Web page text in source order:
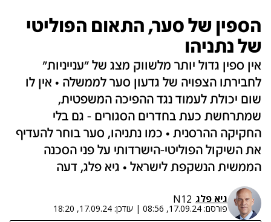
הספין של סער, התאום הפוליטי
של נתניהו
אין ספין גדול יותר מלשווק מצג של "ענייניות"
לחבירתו הצפויה של גדעון סער לממשלה • אין לו
שום יכולת לעמוד נגד ההפיכה המשפטית,
שמתרחשת כעת בחדרים הסגורים - גם בלי
החקיקה ההרסנית • כמו נתניהו, סער בוחר להעדיף
את השיקול הפוליטי-הישרדותי על פני הסכנה
הממשית הנשקפת לישראל • גיא פלג, דעה
גיא פלג N12
פורסם: 17.09.24, 08:56
| עודכן: 17.09.24, 18:20